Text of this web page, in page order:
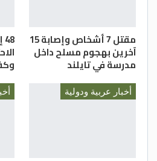
مقتل 7 أشخاص وإصابة 15
آخرين بهجوم مسلح داخل
مدرسة في تايلند
أخبار عربية ودولية